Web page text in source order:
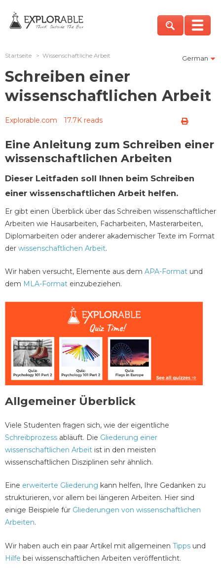
German
Startseite > Wissenschaftliche Arbeit
Schreiben einer
wissenschaftlichen Arbeit
Explorable.com 17.7K reads
Eine Anleitung zum Schreiben einer
wissenschaftlichen Arbeiten
Dieser Leitfaden soll Ihnen beim Schreiben
einer wissenschaftlichen Arbeit helfen.
Er gibt einen Überblick über das Schreiben wissenschaftlicher
Arbeiten wie Hausarbeiten, Facharbeiten, Masterarbeiten,
Diplomarbeiten oder anderer akademischer Texte im Format
der wissenschaftlichen Arbeit.
Wir haben versucht, Elemente aus dem APA-Format und
dem MLA-Format einzubeziehen.
Allgemeiner Überblick
Viele Studenten fragen sich, wie der eigentliche
Schreibprozess abläuft. Die Gliederung einer
wissenschaftlichen Arbeit ist in den meisten
wissenschaftlichen Disziplinen sehr ähnlich.
Eine erweiterte Gliederung kann helfen, Ihre Gedanken zu
strukturieren, vor allem bei längeren Arbeiten. Hier sind
einige Beispiele für Gliederungen von wissenschaftlichen
Arbeiten.
Wir haben auch ein paar Artikel mit allgemeinen Tipps und
Hilfe bei wissenschaftlichen Arbeiten veröffentlicht.